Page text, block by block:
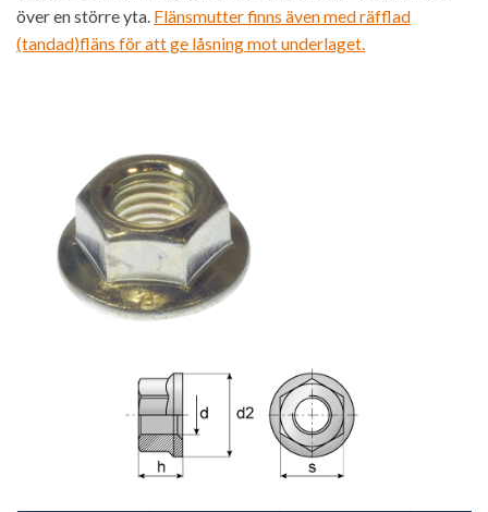
över en större yta. Flänsmutter finns även med räfflad
(tandad)fläns för att ge låsning mot underlaget.